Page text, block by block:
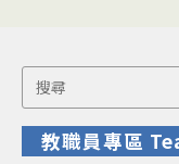
Search
for:
教職員專區